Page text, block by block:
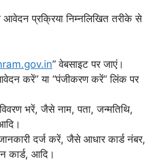
आवेदन प्रक्रिया निम्नलिखित तरीके से
” वेबसाइट पर जाएं।
करें” या “पंजीकरण करें” लिंक पर
भरें, जैसे नाम, पता, जन्मतिथि,
दर्ज करें, जैसे आधार कार्ड नंबर,
कार्ड, आदि।